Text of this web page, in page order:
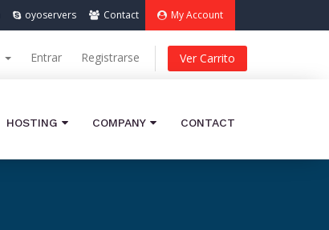
My Account
Contact
oyoservers
Entrar Registrarse Ver Carrito
HOSTING COMPANY CONTACT